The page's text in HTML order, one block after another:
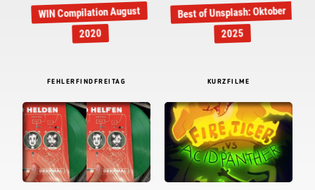
WIN Compilation August
2020
Best of Unsplash: Oktober
2025
FEHLERFINDFREITAG KURZFILME